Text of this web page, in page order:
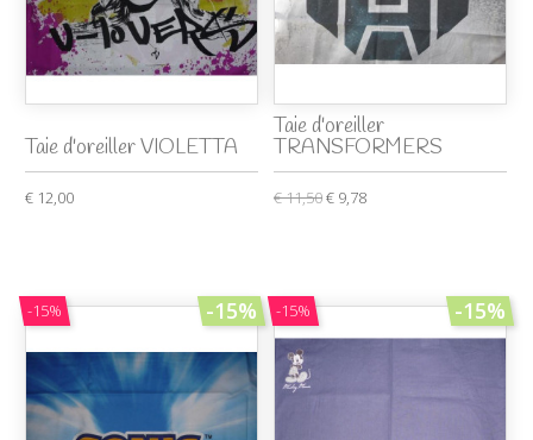
Taie d'oreiller VIOLETTA
€ 12,00
Taie d'oreiller
TRANSFORMERS
€ 11,50€ 9,78
-15% -15% -15% -15%